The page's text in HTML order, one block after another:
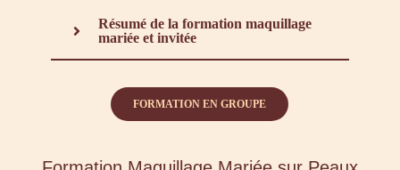
Résumé de la formation maquillage
mariée et invitée
FORMATION EN GROUPE